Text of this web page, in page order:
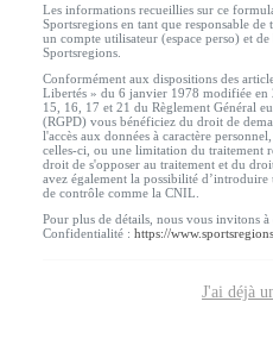
Les informations recueillies sur ce
Sportsregions en tant que responsable
un compte utilisateur (espace perso) et
Sportsregions.
Conformément aux dispositions des
Libertés » du 6 janvier 1978 modifiée en
15, 16, 17 et 21 du Règlement Général
(RGPD) vous bénéficiez du droit de
l'accès aux données à caractère
celles-ci, ou une limitation du traitement
droit de s'opposer au traitement et du
avez également la possibilité
de contrôle comme la CNIL.
Pour plus de détails, nous vous invitons
Confidentialité : https://
J'ai déjà